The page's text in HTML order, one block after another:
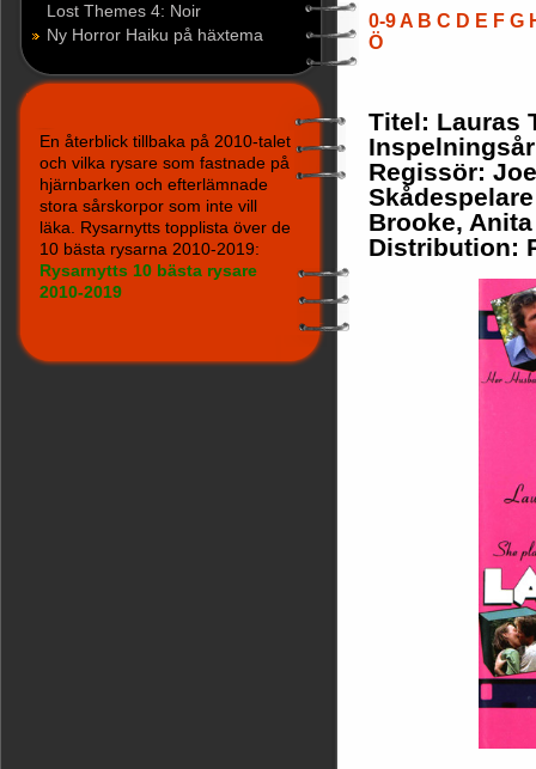
Lost Themes 4: Noir
Ny Horror Haiku på häxtema
En återblick tillbaka på 2010-talet
och vilka rysare som fastnade på
hjärnbarken och efterlämnade
stora sårskorpor som inte vill
läka. Rysarnytts topplista över de
10 bästa rysarna 2010-2019:
Rysarnytts 10 bästa rysare
2010-2019
0-9A B C D E F G
Ö
Titel: Lauras
Regissör:
Brooke,
Distribution: